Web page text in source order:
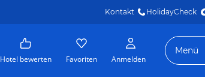
Kontakt HolidayCheck
Hotel bewerten Favoriten Anmelden
Menü